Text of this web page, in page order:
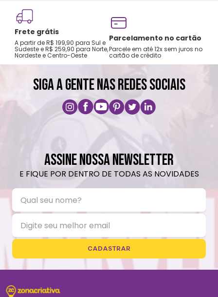
Frete grátis
A partir de R$ 199,90 para Sul e
Sudeste e R$ 259,90 para Norte,
Nordeste e Centro-Oeste
Parcelamento no cartão
Parcele em até 12x sem juros no
cartão de crédito
SIGA A GENTE NAS REDES SOCIAIS
ASSINE NOSSA NEWSLETTER
E FIQUE POR DENTRO DE TODAS AS NOVIDADES
CADASTRAR